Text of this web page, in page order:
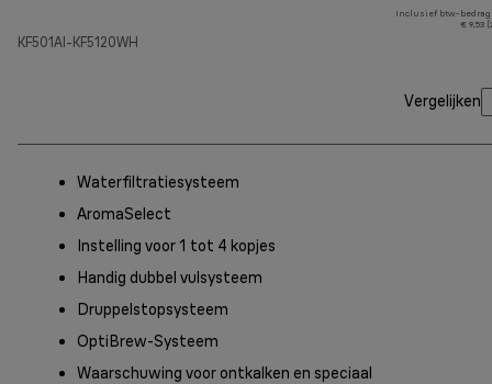
KF501AI-KF5120WH
Inclusief btw-bedrag
€ 9,53
Vergelijken
Waterfiltratiesysteem
AromaSelect
Instelling voor 1 tot 4 kopjes
Handig dubbel vulsysteem
Druppelstopsysteem
OptiBrew-Systeem
Waarschuwing voor ontkalken en speciaal